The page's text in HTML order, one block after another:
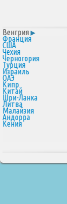
Венгрия
Франция
США
Чехия
Черногория
Турция
Израиль
ОАЭ
Кипр
Китай
Шри-Ланка
Литва
Малайзия
Андорра
Кения